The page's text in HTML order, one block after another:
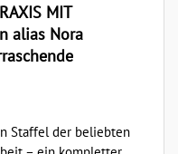
MIT
alias Nora
Staffel der beliebten